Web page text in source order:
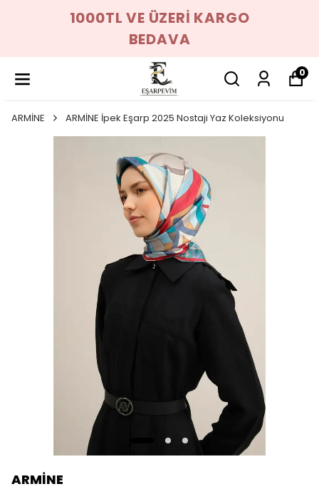
1000TL VE ÜZERİ KARGO
BEDAVA
0
ARMİNE ARMİNE İpek Eşarp 2025 Nostaji Yaz Koleksiyonu
ARMİNE